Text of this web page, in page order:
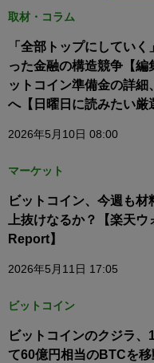
取材・コラム
「全部トップにしてい
った金融の構造競争【編
ットコイン準備金の詳細
へ【日曜日に読みたい厳
2026年5月10日 08:00
マーケット
ビットコイン、今週も
上抜けなるか？【楽天
Report】
2026年5月11日 17:05
ビットコイン
ビットコインのクジラ
て60億円相当のBTCを移